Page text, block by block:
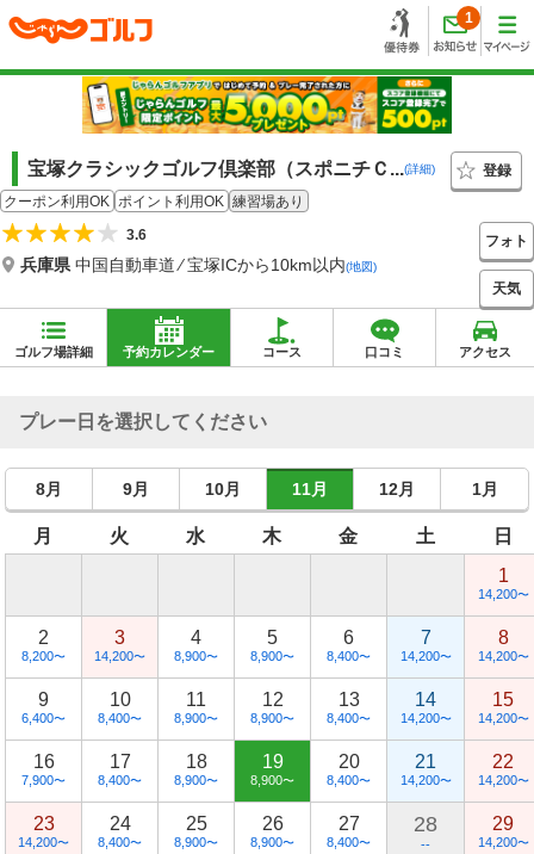
1
宝塚クラシックゴルフ倶楽部（スポニチＣ...(詳細)
登録
クーポン利用OK ポイント利用OK 練習場あり
3.6
兵庫県中国自動車道 ⁄ 宝塚ICから10km以内(地図)
フォト
天気
ゴルフ場詳細 予約カレンダー コース 口コミ アクセス
プレー日を選択してください
8月 9月 10月 11月 12月 1月
月 火 水 木 金 土
日
1
14,200〜
2
8,200〜
3
14,200〜
4
8,900〜
5
8,900〜
6
8,400〜
7
14,200〜
8
14,200〜
9
6,400〜
10
8,400〜
11
8,900〜
12
8,900〜
13
8,400〜
14
14,200〜
15
14,200〜
16
7,900〜
17
8,400〜
18
8,900〜
19
8,900〜
20
8,400〜
21
14,200〜
22
14,200〜
23
14,200〜
24
8,400〜
25
8,900〜
26
8,900〜
27
8,400〜
28
--
29
14,200〜